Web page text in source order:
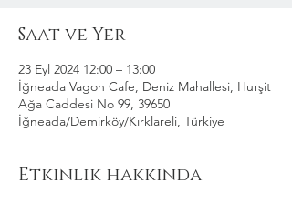
Saat ve Yer
23 Eyl 2024 12:00 – 13:00
İğneada Vagon Cafe, Deniz Mahallesi, Hurşit
Ağa Caddesi No 99, 39650
İğneada/Demirköy/Kırklareli, Türkiye
Etkinlik hakkında